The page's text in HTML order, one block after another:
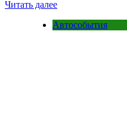
Читать далее
Автособытия